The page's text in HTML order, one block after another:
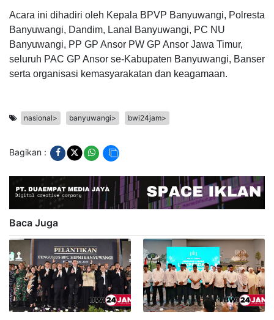
Acara ini dihadiri oleh Kepala BPVP Banyuwangi, Polresta
Banyuwangi, Dandim, Lanal Banyuwangi, PC NU
Banyuwangi, PP GP Ansor PW GP Ansor Jawa Timur,
seluruh PAC GP Ansor se-Kabupaten Banyuwangi, Banser
serta organisasi kemasyarakatan dan keagamaan.
nasional> banyuwangi> bwi24jam>
Bagikan :
Baca Juga